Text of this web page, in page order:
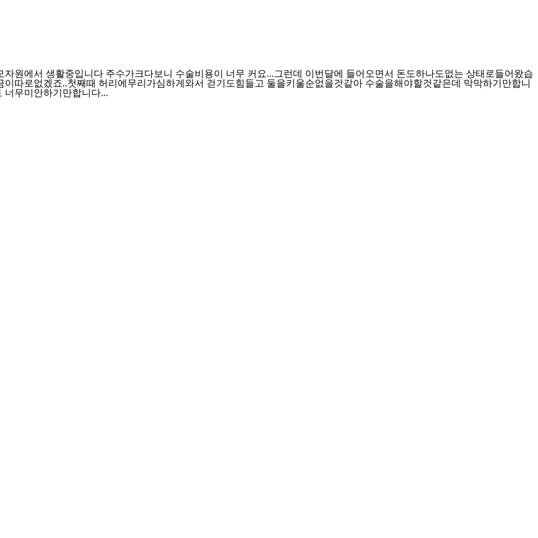
원에서 생활중입니다 주수가크다보니 수술비용이 너무 커요...그런데 이번달에 들어오면서 돈도하나도없는 상태로들어왔습
따로없겠죠..첫째때 허리에무리가심하게와서 걷기도힘들고 둘을키울순없을것같아 수술을해야할것같은데 막막하기만합니
너무미안하기만합니다...